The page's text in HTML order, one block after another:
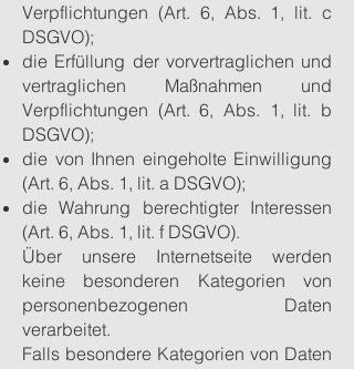
Verpflichtungen (Art. 6, Abs. 1, lit. c
DSGVO);
die Erfüllung der vorvertraglichen und
vertraglichen Maßnahmen und
Verpflichtungen (Art. 6, Abs. 1, lit. b
DSGVO);
die von Ihnen eingeholte Einwilligung
(Art. 6, Abs. 1, lit. a DSGVO);
die Wahrung berechtigter Interessen
(Art. 6, Abs. 1, lit. f DSGVO).
Über unsere Internetseite werden
keine besonderen Kategorien von
personenbezogenen Daten
verarbeitet.
Falls besondere Kategorien von Daten